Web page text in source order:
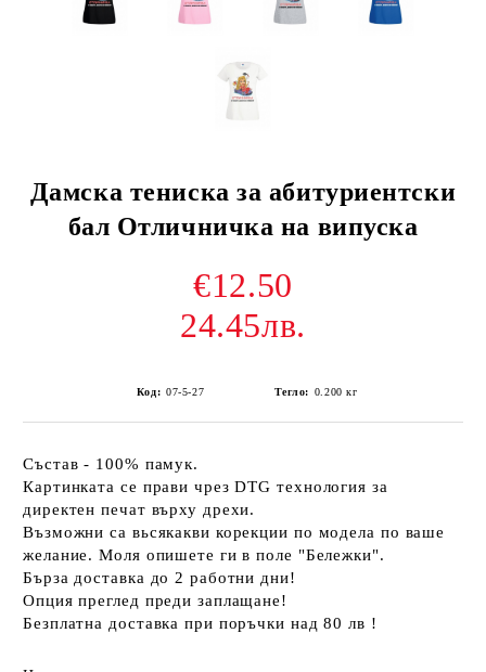
Дамска тениска за абитуриентски
бал Отличничка на випуска
€12.50
24.45лв.
Код: 07-5-27 Тегло: 0.200 кг
Състав - 100% памук.
Картинката се прави чрез DTG технология за
директен печат върху дрехи.
Възможни са вьсякакви корекции по модела по ваше
желание. Моля опишете ги в поле "Бележки".
Бърза доставка до 2 работни дни!
Опция преглед преди заплащане!
Безплатна доставка при поръчки над 80 лв !